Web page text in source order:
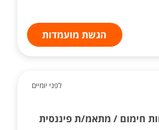
הגשת מועמדות
לפני יומיים
חימום / מתאמ/ת פיננסית